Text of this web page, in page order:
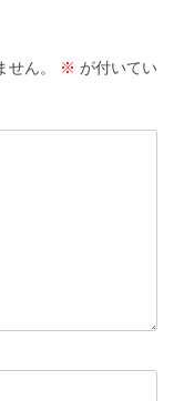
ん。 ※ が付いてい